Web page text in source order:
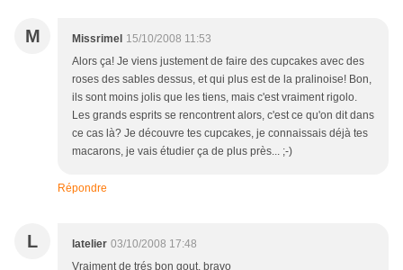
M Missrimel 15/10/2008 11:53
Alors ça! Je viens justement de faire des cupcakes avec des
roses des sables dessus, et qui plus est de la pralinoise! Bon,
ils sont moins jolis que les tiens, mais c'est vraiment rigolo.
Les grands esprits se rencontrent alors, c'est ce qu'on dit dans
ce cas là? Je découvre tes cupcakes, je connaissais déjà tes
macarons, je vais étudier ça de plus près... ;-)
Répondre
L latelier 03/10/2008 17:48
Vraiment de trés bon gout. bravo